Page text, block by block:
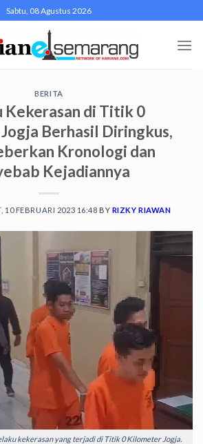
Sabtu, 08 Agustus 2026
BERITA
Kekerasan di Titik 0
Berhasil Diringkus,
Kronologi dan
Kejadiannya
10 FEBRUARI 2023 16:48 BY RIZKY RIAWAN
kekerasan yang terjadi di Titik 0 Kilometer Jogja.